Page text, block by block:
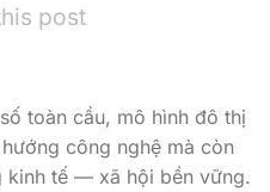
post
toàn cầu, mô hình đô thị
công nghệ mà còn
kinh tế — xã hội bền vững.